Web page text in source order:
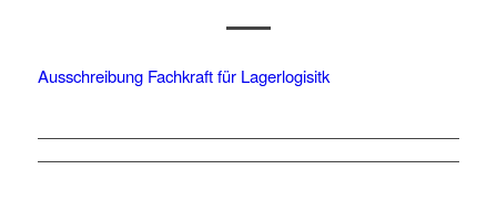
Ausschreibung Fachkraft für Lagerlogisitk